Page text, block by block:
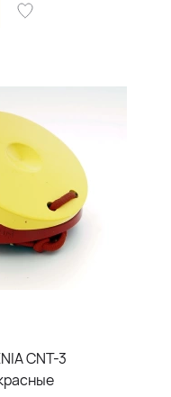
CNT-3